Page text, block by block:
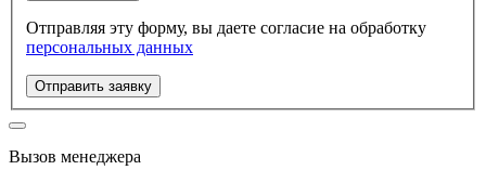
Отправляя эту форму, вы даете согласие на обработку
персональных данных
Отправить заявку
Вызов менеджера